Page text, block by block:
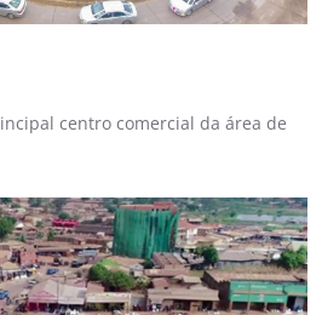
centro comercial da área de